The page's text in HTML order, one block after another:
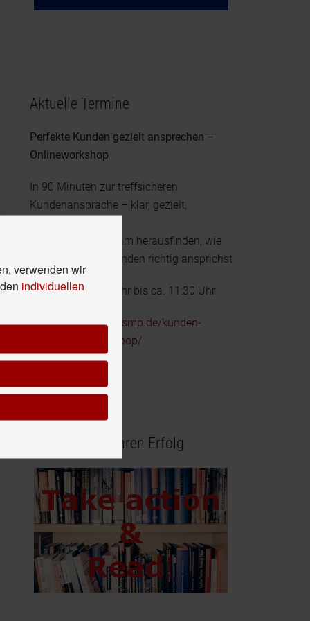
Aktuelle Termine
Perfekte Kunden gezielt ansprechen –
Onlineworkshop
In 90 Minuten zur treffsicheren
Kundenansprache – klar, gezielt,
Lass uns gemeinsam herausfinden, wie
Du die richtigen Kunden richtig ansprichst
23.3.2025, 10:00 Uhr bis ca. 11:30 Uhr
https://www.reckliesmp.de/kunden-
ansprechen-workshop/
Buchtipps für Ihren Erfolg
verwenden wir
individuellen